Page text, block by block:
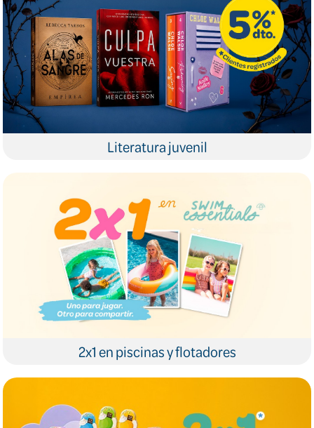
Literatura juvenil
2x1 en piscinas y flotadores